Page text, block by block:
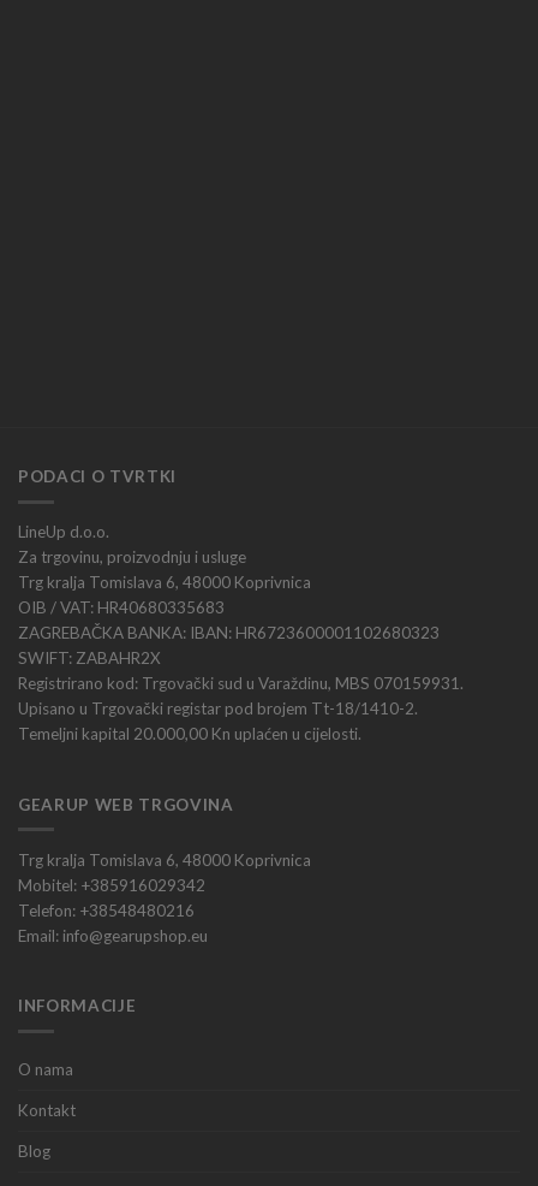
PODACI O TVRTKI
LineUp d.o.o.
Za trgovinu, proizvodnju i usluge
Trg kralja Tomislava 6, 48000 Koprivnica
OIB / VAT: HR40680335683
ZAGREBAČKA BANKA: IBAN: HR6723600001102680323
SWIFT: ZABAHR2X
Registrirano kod: Trgovački sud u Varaždinu, MBS 070159931.
Upisano u Trgovački registar pod brojem Tt-18/1410-2.
Temeljni kapital 20.000,00 Kn uplaćen u cijelosti.
GEARUP WEB TRGOVINA
Trg kralja Tomislava 6, 48000 Koprivnica
Mobitel: +385916029342
Telefon: +38548480216
Email: info@gearupshop.eu
INFORMACIJE
O nama
Kontakt
Blog